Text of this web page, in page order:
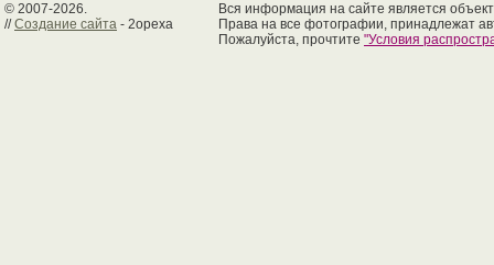
© 2007-2026.
//Создание сайта - 2opexa
Вся информация на сайте является
Права на все фотографии, принадлежат
Пожалуйста, прочтите "Условия